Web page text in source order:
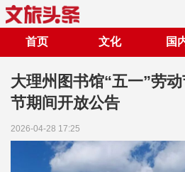
首页 文化 国
大理州图书馆“五一”劳
节期间开放公告
2026-04-28 17:25